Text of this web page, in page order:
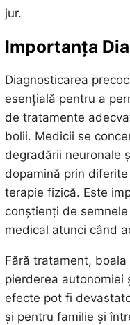
jur.
Importanța
Diagnosticarea
esențială pentru a
de tratamente
bolii. Medicii se
degradării neuronale
dopamină prin
terapie fizică. Este
conștienți de
medical atunci când
Fără tratament,
pierderea autonomiei
efecte pot fi
și pentru familie și